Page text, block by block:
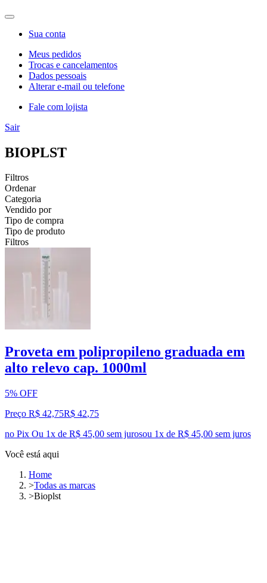
Sua conta
Meus pedidos
Trocas e cancelamentos
Dados pessoais
Alterar e-mail ou telefone
Fale com lojista
Sair
BIOPLST
Filtros
Ordenar
Categoria
Vendido por
Tipo de compra
Tipo de produto
Filtros
Proveta em polipropileno graduada em
alto relevo cap. 1000ml
5% OFF
Preço R$ 42,75R$ 42,75
no Pix Ou 1x de R$ 45,00 sem jurosou 1x de R$ 45,00 sem juros
Você está aqui
Home
>Todas as marcas
>Bioplst